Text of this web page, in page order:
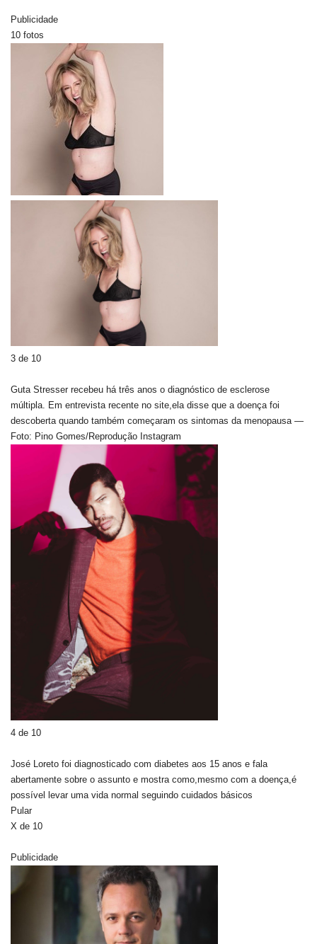
Publicidade
10 fotos
3 de 10
Guta Stresser recebeu há três anos o diagnóstico de esclerose
múltipla. Em entrevista recente no site,ela disse que a doença foi
descoberta quando também começaram os sintomas da menopausa —
Foto: Pino Gomes/Reprodução Instagram
4 de 10
José Loreto foi diagnosticado com diabetes aos 15 anos e fala
abertamente sobre o assunto e mostra como,mesmo com a doença,é
possível levar uma vida normal seguindo cuidados básicos
Pular
X de 10
Publicidade